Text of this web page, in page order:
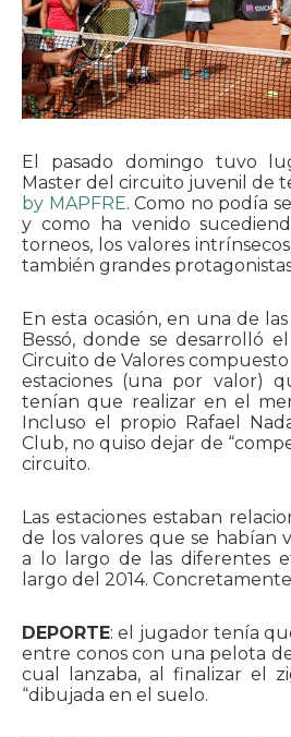
El pasado domingo tuvo
Master del circuito juvenil de
by MAPFRE. Como no podía
y como ha venido
torneos, los valores
también grandes
En esta ocasión, en una de
Bessó, donde se desarrolló
Circuito de Valores
estaciones (una por valor)
tenían que realizar en el
Incluso el propio Rafael
Club, no quiso dejar de
circuito.
Las estaciones estaban
de los valores que se habían
a lo largo de las diferentes
largo del 2014.
DEPORTE: el jugador tenía
entre conos con una pelota
cual lanzaba, al finalizar el
“dibujada en el suelo.